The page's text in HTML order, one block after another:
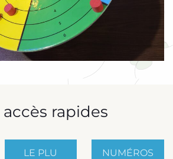
accès rapides
LE PLU
NUMÉROS